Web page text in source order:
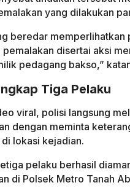
yang dilakukan
beredar memperlihatkan
pemalakan disertai aksi
pedagang bakso,”
Tiga Pelaku
viral, polisi langsung
dengan meminta
lokasi kejadian.
pelaku berhasil
di Polsek Metro Tanah